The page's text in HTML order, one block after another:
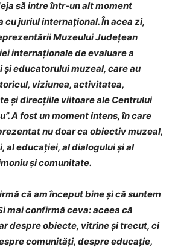
să intre într-un alt moment
juriul internațional. În acea zi,
Muzeului Județean
internaționale de evaluare a
educatorului muzeal, care au
viziunea, activitatea,
și direcțiile viitoare ale Centrului
A fost un moment intens, în care
nu doar ca obiectiv muzeal,
al educației, al dialogului și al
și comunitate.
că am început bine și că suntem
mai confirmă ceva: aceea că
despre obiecte, vitrine și trecut, ci
comunități, despre educație,